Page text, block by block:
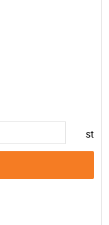
st